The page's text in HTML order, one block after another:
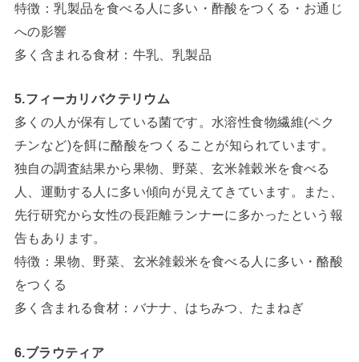
特徴：乳製品を食べる人に多い・酢酸をつくる・お通じ
への影響
多く含まれる食材：牛乳、乳製品
5.フィーカリバクテリウム
多くの人が保有している菌です。水溶性食物繊維(ペク
チンなど)を餌に酪酸をつくることが知られています。
独自の調査結果から果物、野菜、玄米雑穀米を食べる
人、運動する人に多い傾向が見えてきています。また、
先行研究から女性の長距離ランナーに多かったという報
告もあります。
特徴：果物、野菜、玄米雑穀米を食べる人に多い・酪酸
をつくる
多く含まれる食材：バナナ、はちみつ、たまねぎ
6.ブラウティア